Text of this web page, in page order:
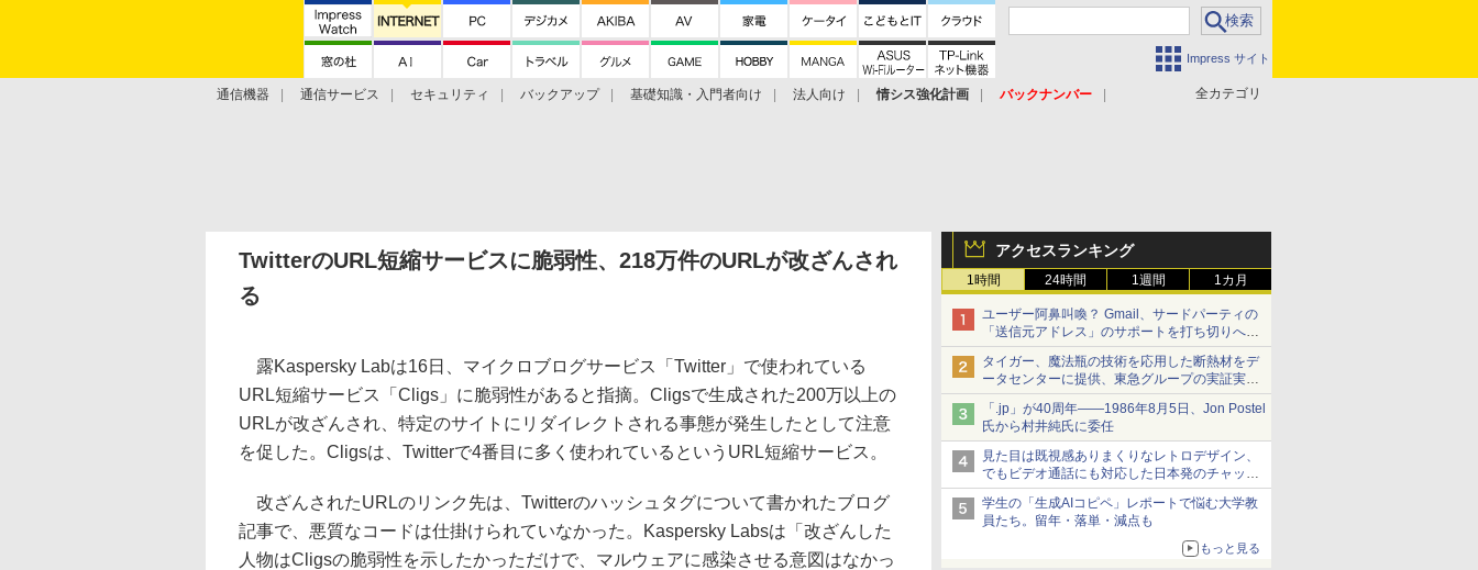
Impress サイト
全カテゴリ
通信機器 通信サービス セキュリティ バックアップ 基礎知識・入門者向け 法人向け 情シス強化計画
バックナンバー
アクセスランキング
1時間 24時間 1週間 1カ月
ユーザー阿鼻叫喚？ Gmail、サードパーティの
「送信元アドレス」のサポートを打ち切りへ
【やじうまWatch】
タイガー、魔法瓶の技術を応用した断熱材をデ
ータセンターに提供、東急グループの実証実験
で 「ステンレス密封真空断熱パネル TIVIP」
「.jp」が40周年――1986年8月5日、Jon Postel
氏から村井純氏に委任
見た目は既視感ありまくりなレトロデザイン、
でもビデオ通話にも対応した日本発のチャット
アプリが登場【やじうまWatch】
学生の「生成AIコピペ」レポートで悩む大学教
員たち。留年・落単・減点も
もっと見る
TwitterのURL短縮サービスに脆弱性、218万件のURLが改ざんされ
る
露Kaspersky Labは16日、マイクロブログサービス「Twitter」で使われている
URL短縮サービス「Cligs」に脆弱性があると指摘。Cligsで生成された200万以上の
URLが改ざんされ、特定のサイトにリダイレクトされる事態が発生したとして注意
を促した。Cligsは、Twitterで4番目に多く使われているというURL短縮サービス。
改ざんされたURLのリンク先は、Twitterのハッシュタグについて書かれたブログ
記事で、悪質なコードは仕掛けられていなかった。Kaspersky Labsは「改ざんした
人物はCligsの脆弱性を示したかっただけで、マルウェアに感染させる意図はなかっ